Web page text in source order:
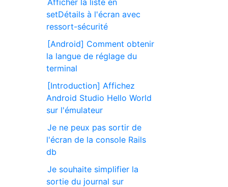
Afficher la liste en
setDétails à l'écran avec
ressort-sécurité
[Android] Comment obtenir
la langue de réglage du
terminal
[Introduction] Affichez
Android Studio Hello World
sur l'émulateur
Je ne peux pas sortir de
l'écran de la console Rails
db
Je souhaite simplifier la
sortie du journal sur